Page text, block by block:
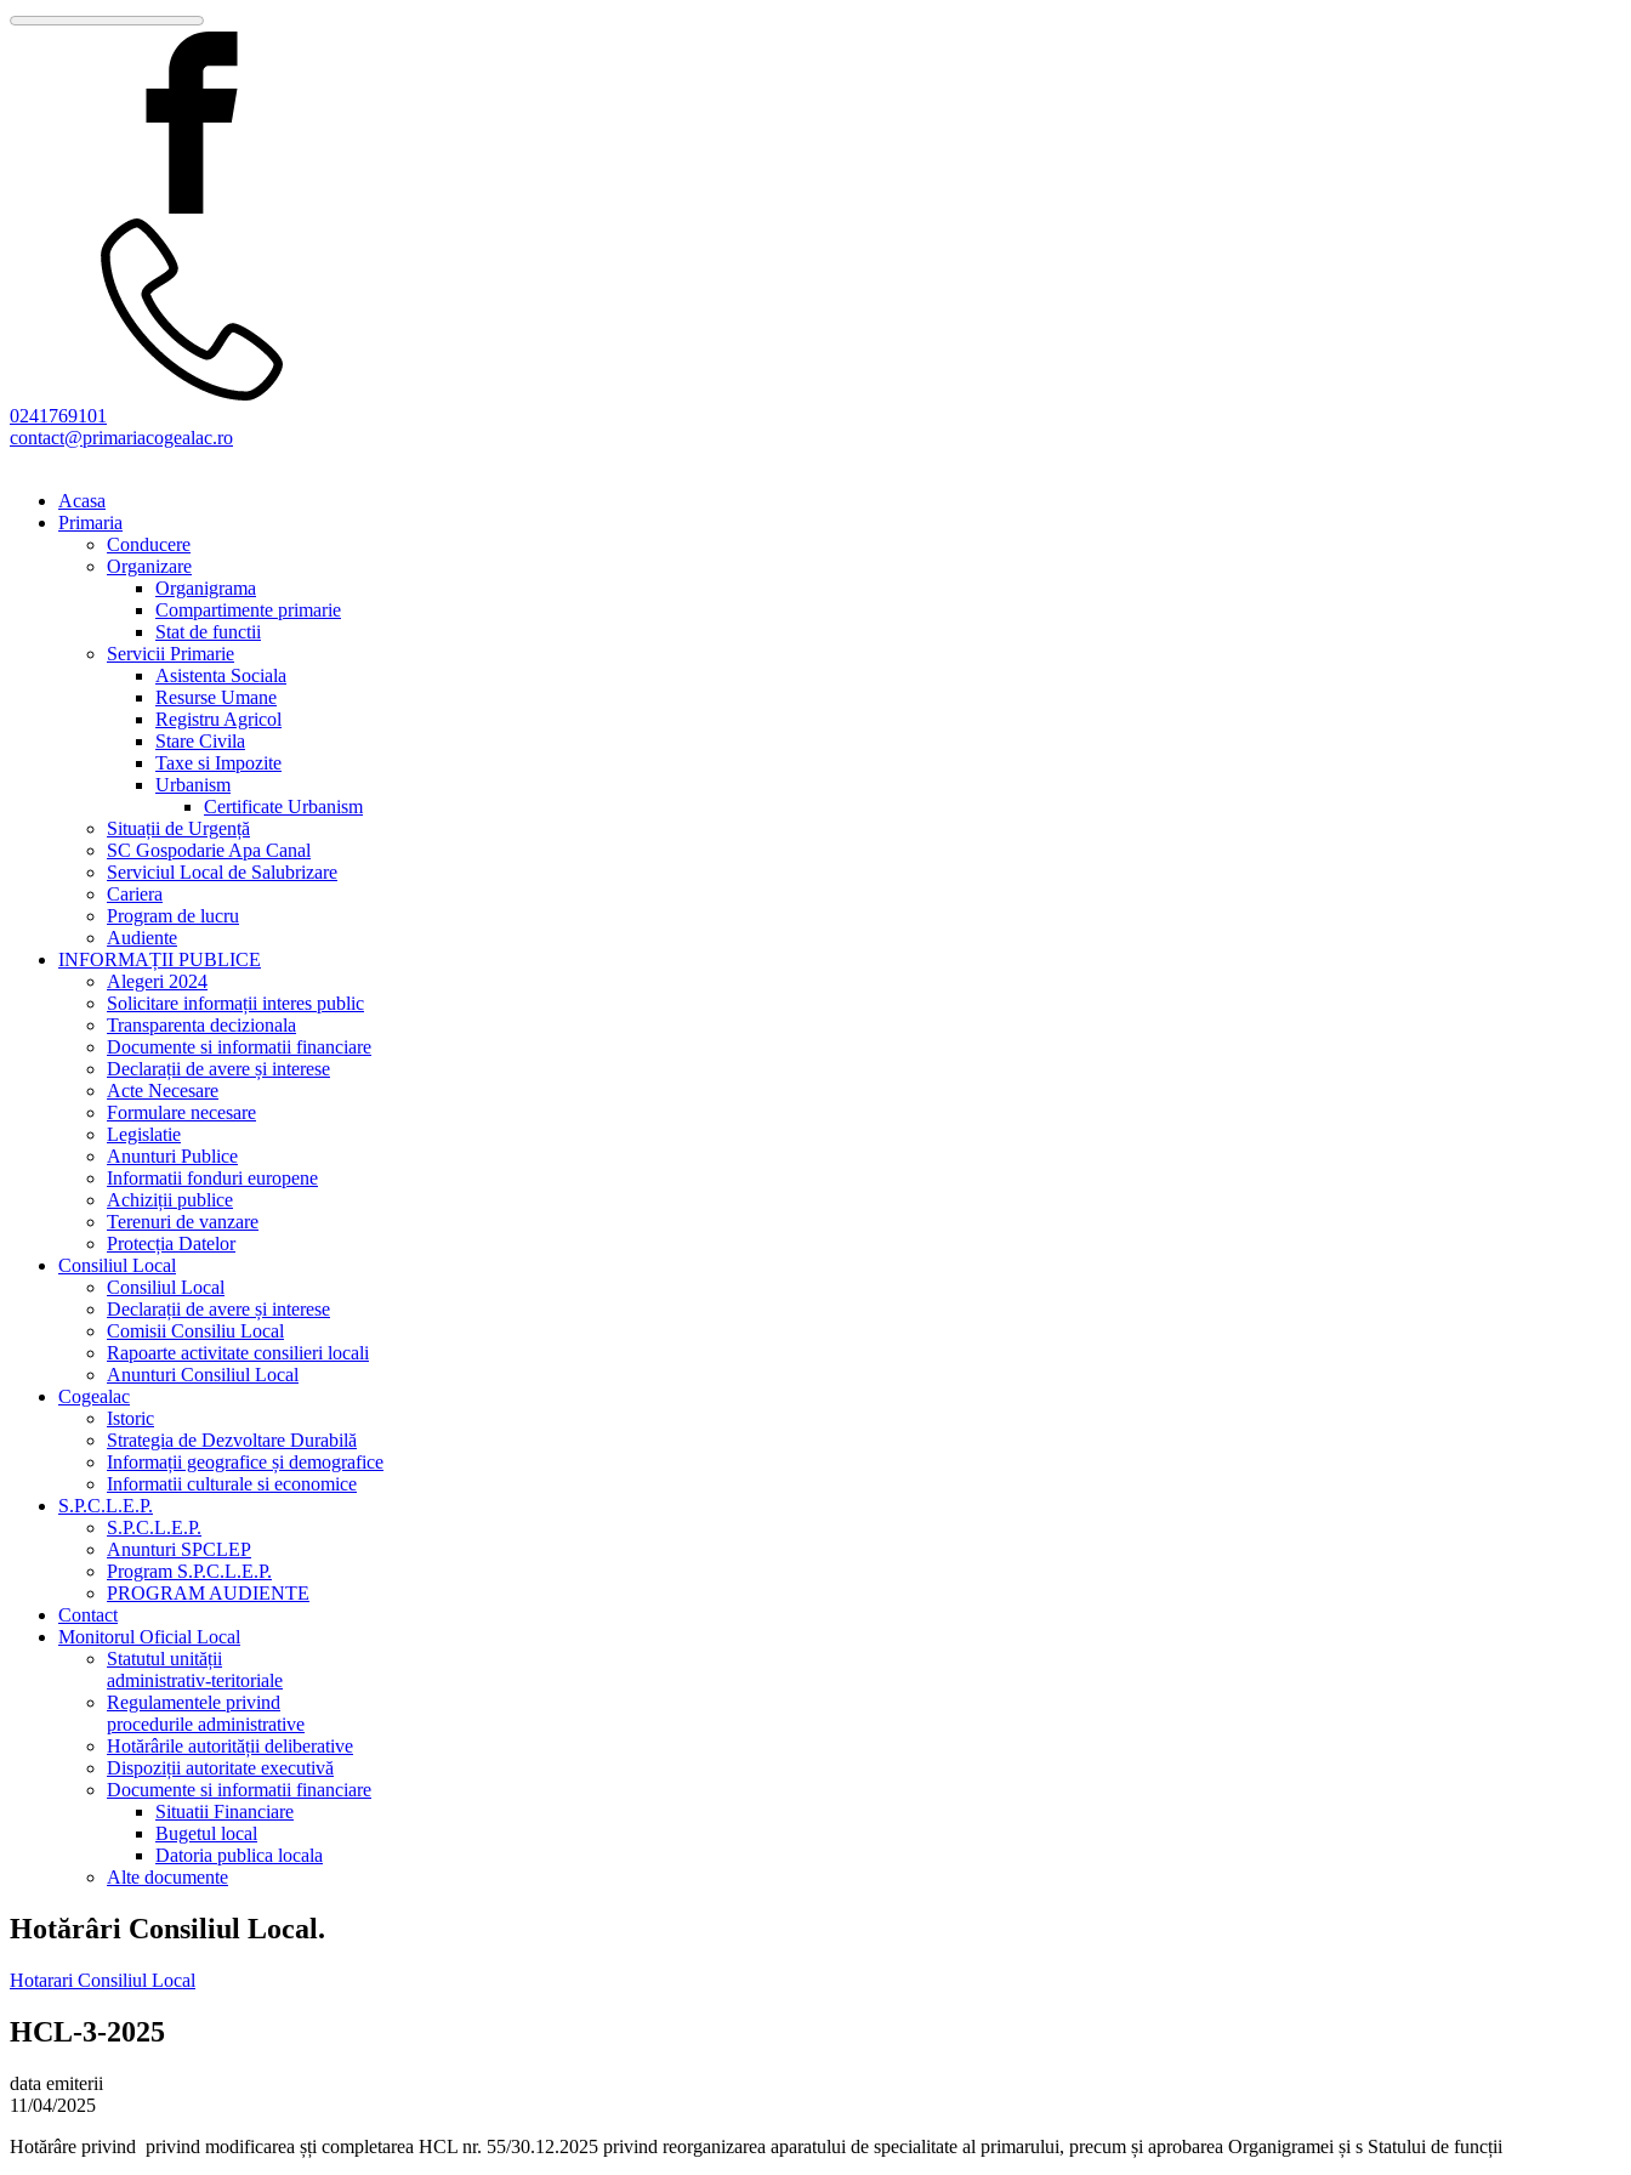
0241769101
contact@primariacogealac.ro
Acasa
Primaria
Conducere
Organizare
Organigrama
Compartimente primarie
Stat de functii
Servicii Primarie
Asistenta Sociala
Resurse Umane
Registru Agricol
Stare Civila
Taxe si Impozite
Urbanism
Certificate Urbanism
Situații de Urgență
SC Gospodarie Apa Canal
Serviciul Local de Salubrizare
Cariera
Program de lucru
Audiente
INFORMAȚII PUBLICE
Alegeri 2024
Solicitare informații interes public
Transparenta decizionala
Documente si informatii financiare
Declarații de avere și interese
Acte Necesare
Formulare necesare
Legislatie
Anunturi Publice
Informatii fonduri europene
Achiziții publice
Terenuri de vanzare
Protecția Datelor
Consiliul Local
Consiliul Local
Declarații de avere și interese
Comisii Consiliu Local
Rapoarte activitate consilieri locali
Anunturi Consiliul Local
Cogealac
Istoric
Strategia de Dezvoltare Durabilă
Informații geografice și demografice
Informatii culturale si economice
S.P.C.L.E.P.
S.P.C.L.E.P.
Anunturi SPCLEP
Program S.P.C.L.E.P.
PROGRAM AUDIENTE
Contact
Monitorul Oficial Local
Statutul unității
administrativ-teritoriale
Regulamentele privind
procedurile administrative
Hotărârile autorității deliberative
Dispoziții autoritate executivă
Documente si informatii financiare
Situatii Financiare
Bugetul local
Datoria publica locala
Alte documente
Hotărâri Consiliul Local.
Hotarari Consiliul Local
HCL-3-2025
data emiterii
11/04/2025
Hotărâre privind privind modificarea șți completarea HCL nr. 55/30.12.2025 privind reorganizarea aparatului de specialitate al primarului, precum și aprobarea Organigramei și s Statului de funcții